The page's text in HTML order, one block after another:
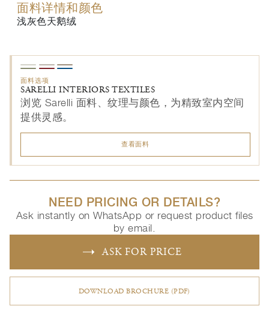
面料详情和颜色
浅灰色天鹅绒
面料选项
SARELLI INTERIORS TEXTILES
浏览 Sarelli 面料、纹理与颜色，为精致室内空间
提供灵感。
查看面料
NEED PRICING OR DETAILS?
Ask instantly on WhatsApp or request product files
by email.
ASK FOR PRICE
DOWNLOAD BROCHURE (PDF)